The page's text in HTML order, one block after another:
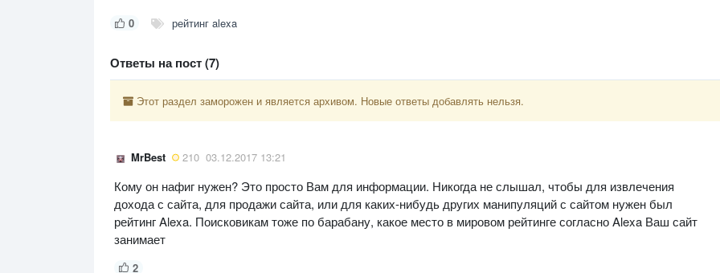
0 рейтинг alexa
Ответы на пост (7)
Этот раздел заморожен и является архивом. Новые ответы добавлять нельзя.
MrBest 210 03.12.2017 13:21
Кому он нафиг нужен? Это просто Вам для информации. Никогда не слышал, чтобы для извлечения
дохода с сайта, для продажи сайта, или для каких-нибудь других манипуляций с сайтом нужен был
рейтинг Alexa. Поисковикам тоже по барабану, какое место в мировом рейтинге согласно Alexa Ваш сайт
занимает
2